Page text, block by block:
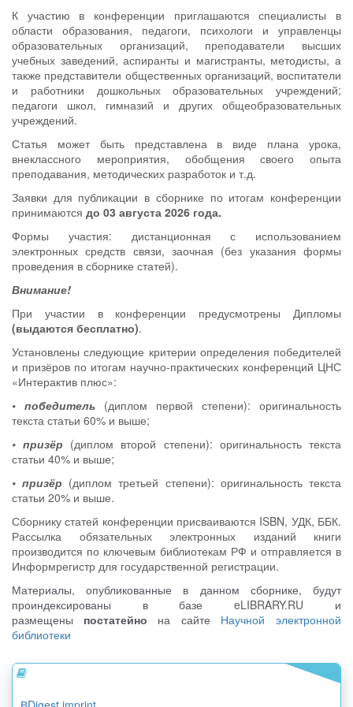
К участию в конференции приглашаются специалисты в
области образования, педагоги, психологи и управленцы
образовательных организаций, преподаватели высших
учебных заведений, аспиранты и магистранты, методисты, а
также представители общественных организаций, воспитатели
и работники дошкольных образовательных учреждений;
педагоги школ, гимназий и других общеобразовательных
учреждений.
Статья может быть представлена в виде плана урока,
внеклассного мероприятия, обобщения своего опыта
преподавания, методических разработок и т.д.
Заявки для публикации в сборнике по итогам конференции
принимаются до 03 августа 2026 года.
Формы участия: дистанционная с использованием
электронных средств связи, заочная (без указания формы
проведения в сборнике статей).
Внимание!
При участии в конференции предусмотрены Дипломы
(выдаются бесплатно).
Установлены следующие критерии определения победителей
и призёров по итогам научно-практических конференций ЦНС
«Интерактив плюс»:
• победитель (диплом первой степени): оригинальность
текста статьи 60% и выше;
• призёр (диплом второй степени): оригинальность текста
статьи 40% и выше;
• призёр (диплом третьей степени): оригинальность текста
статьи 20% и выше.
Сборнику статей конференции присваиваются ISBN, УДК, ББК.
Рассылка обязательных электронных изданий книги
производится по ключевым библиотекам РФ и отправляется в
Информрегистр для государственной регистрации.
Материалы, опубликованные в данном сборнике, будут
проиндексированы в базе eLIBRARY.RU и
размещены постатейно на сайте Научной электронной
библиотеки